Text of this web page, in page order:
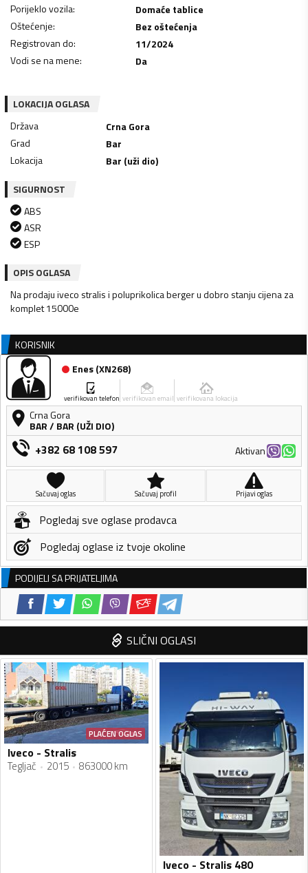
Porijeklo vozila:
Domaće tablice
Oštećenje:
Bez oštećenja
Registrovan do:
11/2024
Vodi se na mene: Da
LOKACIJA OGLASA
Država
Crna Gora
Grad
Bar
Lokacija
Bar (uži dio)
SIGURNOST
ABS
ASR
ESP
OPIS OGLASA
Na prodaju iveco stralis i poluprikolica berger u dobro stanju cijena za
komplet 15000e
KORISNIK
Enes(XN268)
verifikovan telefon verifikovan email verifikovana lokacija
Crna Gora
BAR/ BAR (UŽI DIO)
+382 68 108 597 Aktivan
Sačuvaj oglas Sačuvaj profil Prijavi oglas
Pogledaj sve oglase prodavca
Pogledaj oglase iz tvoje okoline
PODIJELI SA PRIJATELJIMA
SLIČNI OGLASI
PLAĆEN OGLAS
Iveco - Stralis
Tegljač 2015 863000 km
Iveco - Stralis 480